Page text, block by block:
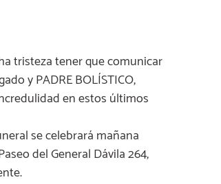
tristeza tener que comunicar
y PADRE BOLÍSTICO,
en estos últimos
se celebrará mañana
del General Dávila 264,